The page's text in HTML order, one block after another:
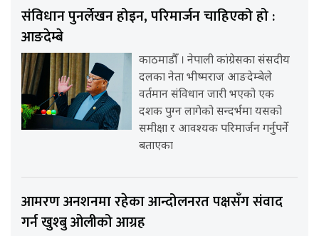
संविधान पुनर्लेखन होइन, परिमार्जन चाहिएको हो :
आङदेम्बे
काठमाडौँ । नेपाली कांग्रेसका संसदीय
दलका नेता भीष्मराज आङदेम्बेले
वर्तमान संविधान जारी भएको एक
दशक पुग्न लागेको सन्दर्भमा यसको
समीक्षा र आवश्यक परिमार्जन गर्नुपर्ने
बताएका
आमरण अनशनमा रहेका आन्दोलनरत पक्षसँग संवाद
गर्न खुश्बु ओलीको आग्रह